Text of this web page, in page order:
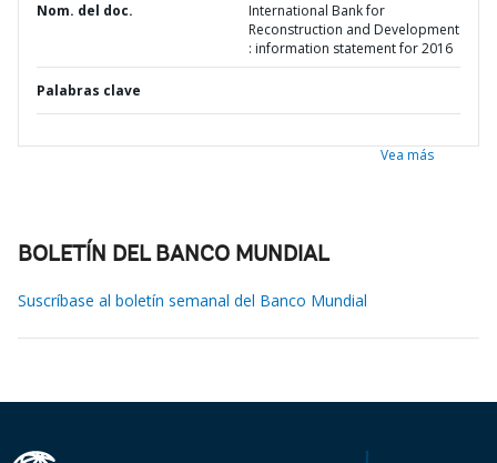
Nom. del doc.
International Bank for
Reconstruction and Development
: information statement for 2016
Palabras clave
Vea más
BOLETÍN DEL BANCO MUNDIAL
Suscríbase al boletín semanal del Banco Mundial